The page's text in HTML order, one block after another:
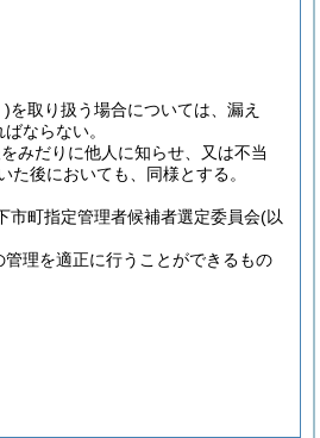
)を取り扱う場合については、漏え
ならない。
みだりに他人に知らせ、又は不当
後においても、同様とする。
市町指定管理者候補者選定委員会(以
理を適正に行うことができるもの